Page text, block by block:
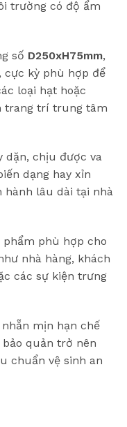
trường có độ ẩm
số D250xH75mm,
cực kỳ phù hợp để
loại hạt hoặc
trang trí trung tâm
dặn, chịu được va
dạng hay xỉn
lâu dài tại nhà
phù hợp cho
nhà hàng, khách
các sự kiện trưng
mịn hạn chế
bảo quản trở nên
chuẩn vệ sinh an